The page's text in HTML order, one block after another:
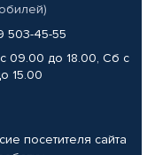
503-45-55
09.00 до 18.00, Сб с
15.00
посетителя сайта